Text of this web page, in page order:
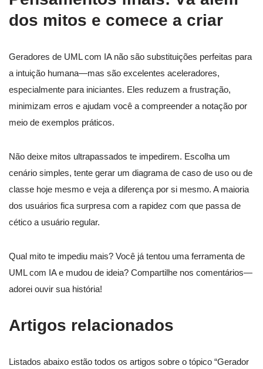
dos mitos e comece a criar
Geradores de UML com IA não são substituições perfeitas para
a intuição humana—mas são excelentes aceleradores,
especialmente para iniciantes. Eles reduzem a frustração,
minimizam erros e ajudam você a compreender a notação por
meio de exemplos práticos.
Não deixe mitos ultrapassados te impedirem. Escolha um
cenário simples, tente gerar um diagrama de caso de uso ou de
classe hoje mesmo e veja a diferença por si mesmo. A maioria
dos usuários fica surpresa com a rapidez com que passa de
cético a usuário regular.
Qual mito te impediu mais? Você já tentou uma ferramenta de
UML com IA e mudou de ideia? Compartilhe nos comentários—
adorei ouvir sua história!
Artigos relacionados
Listados abaixo estão todos os artigos sobre o tópico “Gerador